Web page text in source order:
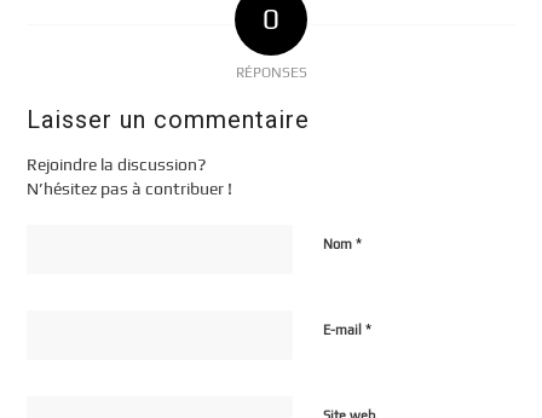
0
RÉPONSES
Laisser un commentaire
Rejoindre la discussion?
N’hésitez pas à contribuer !
Nom*
E-mail*